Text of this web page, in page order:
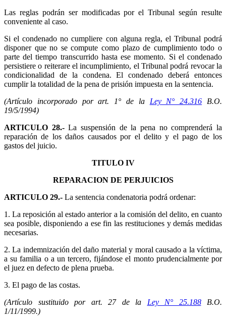
Las reglas podrán ser modificadas por el Tribunal según resulte
conveniente al caso.
Si el condenado no cumpliere con alguna regla, el Tribunal podrá
disponer que no se compute como plazo de cumplimiento todo o
parte del tiempo transcurrido hasta ese momento. Si el condenado
persistiere o reiterare el incumplimiento, el Tribunal podrá revocar la
condicionalidad de la condena. El condenado deberá entonces
cumplir la totalidad de la pena de prisión impuesta en la sentencia.
(Artículo incorporado por art. 1° de la Ley N° 24.316 B.O.
19/5/1994)
ARTICULO 28.-La suspensión de la pena no comprenderá la
reparación de los daños causados por el delito y el pago de los
gastos del juicio.
TITULO IV
REPARACION DE PERJUICIOS
ARTICULO 29.- La sentencia condenatoria podrá ordenar:
1. La reposición al estado anterior a la comisión del delito, en cuanto
sea posible, disponiendo a ese fin las restituciones y demás medidas
necesarias.
2. La indemnización del daño material y moral causado a la víctima,
a su familia o a un tercero, fijándose el monto prudencialmente por
el juez en defecto de plena prueba.
3. El pago de las costas.
(Artículo sustituido por art. 27 de la Ley N° 25.188B.O.
1/11/1999.)